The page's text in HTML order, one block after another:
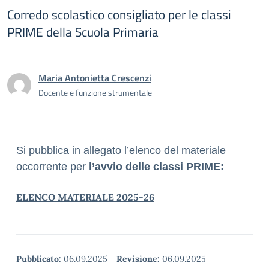
Corredo scolastico consigliato per le classi
PRIME della Scuola Primaria
Maria Antonietta Crescenzi
Docente e funzione strumentale
Si pubblica in allegato l’elenco del materiale
occorrente per l’avvio delle classi PRIME:
ELENCO MATERIALE 2025-26
Pubblicato: 06.09.2025 - Revisione: 06.09.2025